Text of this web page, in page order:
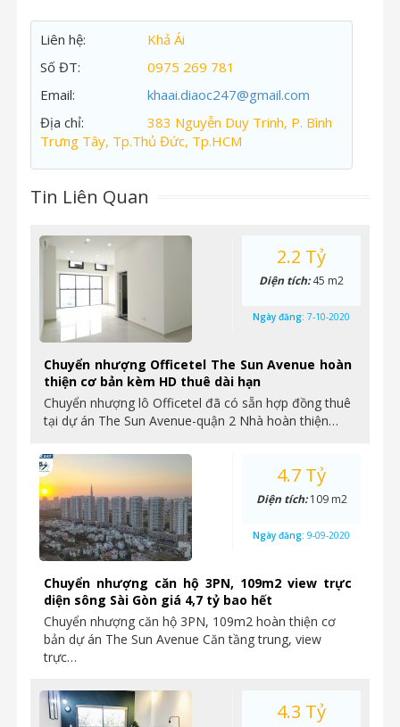
Liên hệ:
Khả Ái
Số ĐT:
0975 269 781
Email:
khaai.diaoc247@gmail.com
Địa chỉ:
383 Nguyễn Duy Trinh, P. Bình
Trưng Tây, Tp.Thủ Đức, Tp.HCM
Tin Liên Quan
Chuyển nhượng Officetel The Sun Avenue hoàn
thiện cơ bản kèm HD thuê dài hạn
Chuyển nhượng lô Officetel đã có sẵn hợp đồng thuê
tại dự án The Sun Avenue-quận 2 Nhà hoàn thiện…
2.2 Tỷ
Diện tích:45 m2
Ngày đăng: 7-10-2020
Chuyển nhượng căn hộ 3PN, 109m2 view trực
diện sông Sài Gòn giá 4,7 tỷ bao hết
Chuyển nhượng căn hộ 3PN, 109m2 hoàn thiện cơ
bản dự án The Sun Avenue Căn tầng trung, view
trực…
4.7 Tỷ
Diện tích:109 m2
Ngày đăng: 9-09-2020
4.3 Tỷ